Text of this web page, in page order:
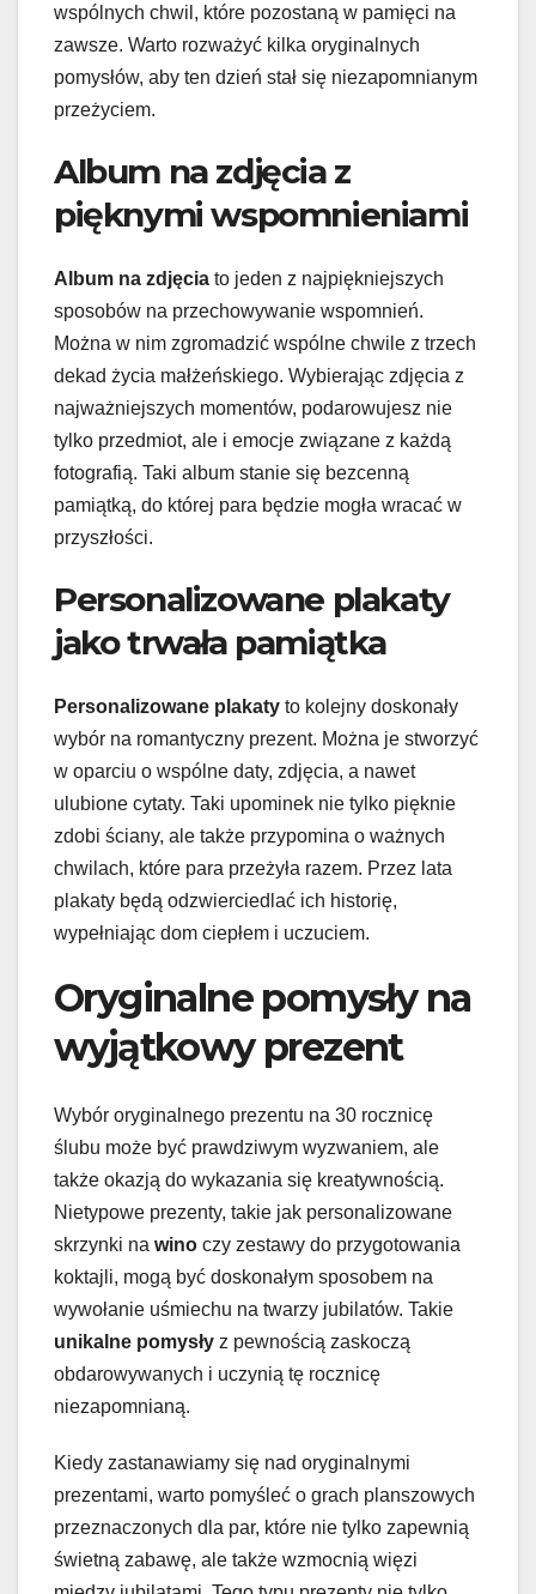
wspólnych chwil, które pozostaną w pamięci na
zawsze. Warto rozważyć kilka oryginalnych
pomysłów, aby ten dzień stał się niezapomnianym
przeżyciem.
Album na zdjęcia z
pięknymi wspomnieniami
Album na zdjęcia to jeden z najpiękniejszych
sposobów na przechowywanie wspomnień.
Można w nim zgromadzić wspólne chwile z trzech
dekad życia małżeńskiego. Wybierając zdjęcia z
najważniejszych momentów, podarowujesz nie
tylko przedmiot, ale i emocje związane z każdą
fotografią. Taki album stanie się bezcenną
pamiątką, do której para będzie mogła wracać w
przyszłości.
Personalizowane plakaty
jako trwała pamiątka
Personalizowane plakaty to kolejny doskonały
wybór na romantyczny prezent. Można je stworzyć
w oparciu o wspólne daty, zdjęcia, a nawet
ulubione cytaty. Taki upominek nie tylko pięknie
zdobi ściany, ale także przypomina o ważnych
chwilach, które para przeżyła razem. Przez lata
plakaty będą odzwierciedlać ich historię,
wypełniając dom ciepłem i uczuciem.
Oryginalne pomysły na
wyjątkowy prezent
Wybór oryginalnego prezentu na 30 rocznicę
ślubu może być prawdziwym wyzwaniem, ale
także okazją do wykazania się kreatywnością.
Nietypowe prezenty, takie jak personalizowane
skrzynki na wino czy zestawy do przygotowania
koktajli, mogą być doskonałym sposobem na
wywołanie uśmiechu na twarzy jubilatów. Takie
unikalne pomysły z pewnością zaskoczą
obdarowywanych i uczynią tę rocznicę
niezapomnianą.
Kiedy zastanawiamy się nad oryginalnymi
prezentami, warto pomyśleć o grach planszowych
przeznaczonych dla par, które nie tylko zapewnią
świetną zabawę, ale także wzmocnią więzi